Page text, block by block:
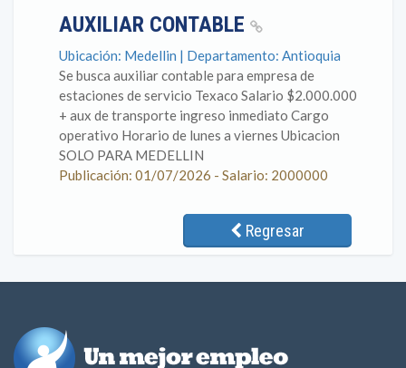
AUXILIAR CONTABLE
Ubicación: Medellin | Departamento: Antioquia
Se busca auxiliar contable para empresa de
estaciones de servicio Texaco Salario $2.000.000
+ aux de transporte ingreso inmediato Cargo
operativo Horario de lunes a viernes Ubicacion
SOLO PARA MEDELLIN
Publicación: 01/07/2026 - Salario: 2000000
Regresar